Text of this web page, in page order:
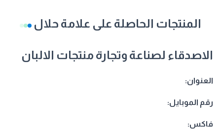
المنتجات الحاصلة على علامة حلال
الاصدقاء لصناعة وتجارة منتجات الالبان
العنوان:
رقم الموبايل:
فاكس: